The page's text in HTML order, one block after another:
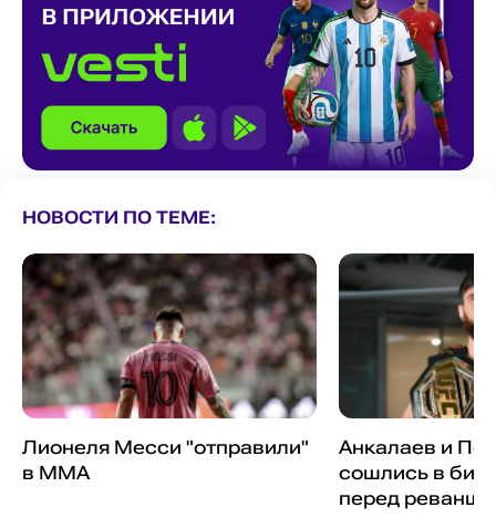
НОВОСТИ ПО ТЕМЕ:
Лионеля Месси "отправили"
в MMA
Анкалаев и
сошлись в
перед